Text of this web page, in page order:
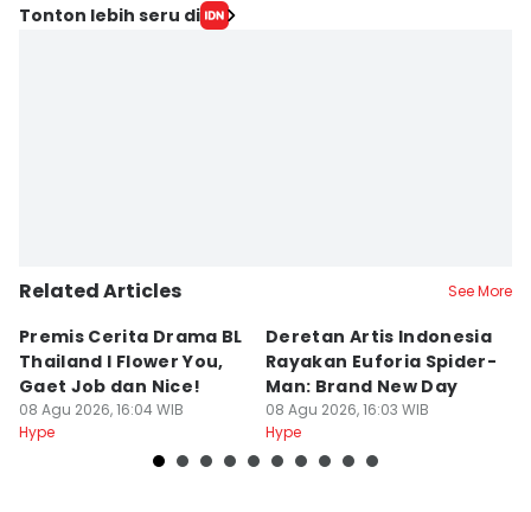
Editor
Tonton lebih seru di
Related Articles See More
Premis Cerita Drama BL
Thailand I Flower You,
Gaet Job dan Nice!
08 Agu 2026, 16:04 WIB
Hype
Deretan Artis Indonesia
Rayakan Euforia Spider-
Man: Brand New Day
08 Agu 2026, 16:03 WIB
Hype